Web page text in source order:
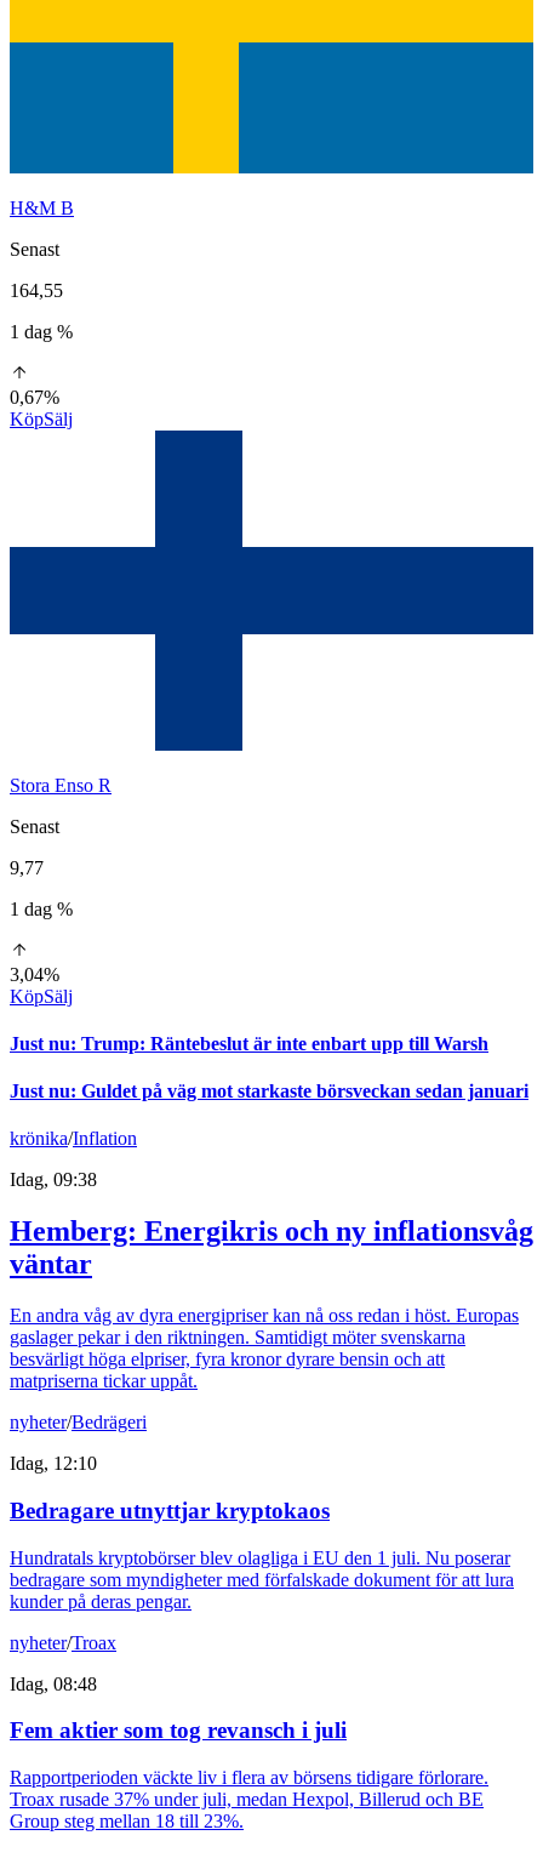
H&M B
Senast
164,55
1 dag %
0,67%
KöpSälj
Stora Enso R
Senast
9,77
1 dag %
3,04%
KöpSälj
Just nu: Trump: Räntebeslut är inte enbart upp till Warsh
Just nu: Guldet på väg mot starkaste börsveckan sedan januari
krönika/Inflation
Idag, 09:38
Hemberg: Energikris och ny inflationsvåg
väntar
En andra våg av dyra energipriser kan nå oss redan i höst. Europas
gaslager pekar i den riktningen. Samtidigt möter svenskarna
besvärligt höga elpriser, fyra kronor dyrare bensin och att
matpriserna tickar uppåt.
nyheter/Bedrägeri
Idag, 12:10
Bedragare utnyttjar kryptokaos
Hundratals kryptobörser blev olagliga i EU den 1 juli. Nu poserar
bedragare som myndigheter med förfalskade dokument för att lura
kunder på deras pengar.
nyheter/Troax
Idag, 08:48
Fem aktier som tog revansch i juli
Rapportperioden väckte liv i flera av börsens tidigare förlorare.
Troax rusade 37% under juli, medan Hexpol, Billerud och BE
Group steg mellan 18 till 23%.